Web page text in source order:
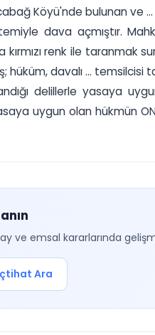
Köyü'nde bulunan ve
dava açmıştır.
kırmızı renk ile
hüküm, davalı ... temsilcisi
delillerle yasaya
uygun olan hükmün
ve emsal kararlarında
Ara